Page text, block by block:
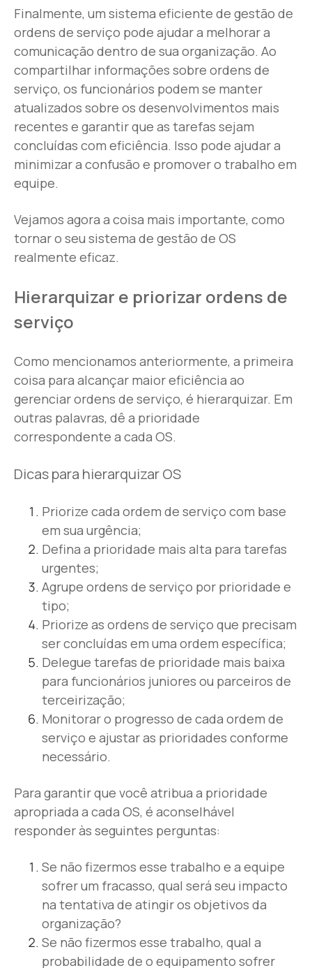
Finalmente, um sistema eficiente de gestão de
ordens de serviço pode ajudar a melhorar a
comunicação dentro de sua organização. Ao
compartilhar informações sobre ordens de
serviço, os funcionários podem se manter
atualizados sobre os desenvolvimentos mais
recentes e garantir que as tarefas sejam
concluídas com eficiência. Isso pode ajudar a
minimizar a confusão e promover o trabalho em
equipe.
Vejamos agora a coisa mais importante, como
tornar o seu sistema de gestão de OS
realmente eficaz.
Hierarquizar e priorizar ordens de
serviço
Como mencionamos anteriormente, a primeira
coisa para alcançar maior eficiência ao
gerenciar ordens de serviço, é hierarquizar. Em
outras palavras, dê a prioridade
correspondente a cada OS.
Dicas para hierarquizar OS
Priorize cada ordem de serviço com base
em sua urgência;
Defina a prioridade mais alta para tarefas
urgentes;
Agrupe ordens de serviço por prioridade e
tipo;
Priorize as ordens de serviço que precisam
ser concluídas em uma ordem específica;
Delegue tarefas de prioridade mais baixa
para funcionários juniores ou parceiros de
terceirização;
Monitorar o progresso de cada ordem de
serviço e ajustar as prioridades conforme
necessário.
Para garantir que você atribua a prioridade
apropriada a cada OS, é aconselhável
responder às seguintes perguntas:
Se não fizermos esse trabalho e a equipe
sofrer um fracasso, qual será seu impacto
na tentativa de atingir os objetivos da
organização?
Se não fizermos esse trabalho, qual a
probabilidade de o equipamento sofrer